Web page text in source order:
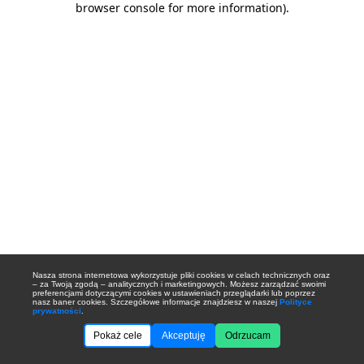
Nasza strona internetowa wykorzystuje pliki cookies w celach technicznych oraz
– za Twoją zgodą – analitycznych i marketingowych. Możesz zarządzać swoimi
preferencjami dotyczącymi cookies w ustawieniach przeglądarki lub poprzez
nasz baner cookies. Szczegółowe informacje znajdziesz w naszej Polityce
prywatności
Pokaż cele Akceptuję Odrzucam
browser console for more information).